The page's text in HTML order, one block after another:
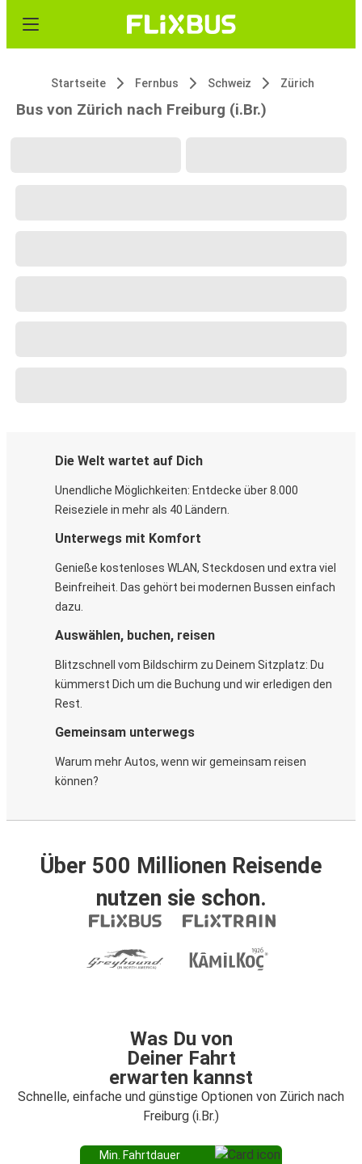
Startseite Fernbus Schweiz Zürich
Bus von Zürich nach Freiburg (i.Br.)
Die Welt wartet auf Dich
Unendliche Möglichkeiten: Entdecke über 8.000
Reiseziele in mehr als 40 Ländern.
Unterwegs mit Komfort
Genieße kostenloses WLAN, Steckdosen und extra viel
Beinfreiheit. Das gehört bei modernen Bussen einfach
dazu.
Auswählen, buchen, reisen
Blitzschnell vom Bildschirm zu Deinem Sitzplatz: Du
kümmerst Dich um die Buchung und wir erledigen den
Rest.
Gemeinsam unterwegs
Warum mehr Autos, wenn wir gemeinsam reisen
können?
Über 500 Millionen Reisende
nutzen sie schon.
Was Du von
Deiner Fahrt
erwarten kannst
Schnelle, einfache und günstige Optionen von Zürich nach
Freiburg (i.Br.)
Min. Fahrtdauer